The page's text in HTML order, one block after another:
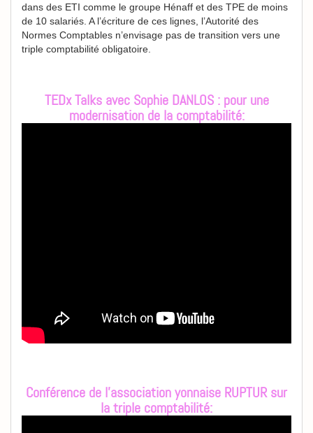
dans des ETI comme le groupe Hénaff et des TPE de moins
de 10 salariés. A l’écriture de ces lignes, l’Autorité des
Normes Comptables n’envisage pas de transition vers une
triple comptabilité obligatoire.
TEDx Talks avec Sophie DANLOS : pour une
modernisation de la comptabilité:
Conférence de l'association yonnaise RUPTUR sur
la triple comptabilité: